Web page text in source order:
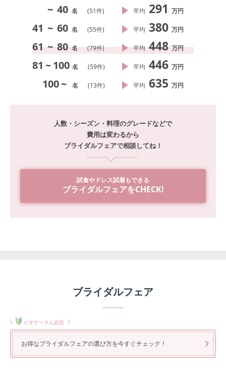
~ 40 名 (51件) 平均 291 万円
41 ~ 60 名 (55件) 平均 380 万円
61 ~ 80 名 (79件) 平均 448 万円
81 ~100 名 (59件) 平均 446 万円
100~ 名 (13件) 平均 635 万円
人数・シーズン・料理のグレードなどで
費用は変わるから
ブライダルフェアで相談してね！
試食やドレス試着もできる
ブライダルフェアをCHECK!
ブライダルフェア
\ ビギナーさん必読 /
お得なブライダルフェアの選び方を今すぐチェック！